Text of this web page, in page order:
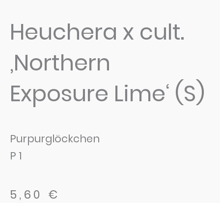
Heuchera x cult.
‚Northern
Exposure Lime‘ (S)
Purpurglöckchen
P 1
5,60 €